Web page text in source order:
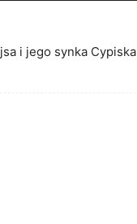
i jego synka Cypiska